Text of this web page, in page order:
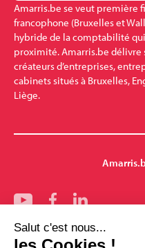
Amarris.be se veut première
francophone (Bruxelles et
hybride de la comptabilité
proximité. Amarris.be délivre
créateurs d’entreprises,
cabinets situés à Bruxelles,
Liège.